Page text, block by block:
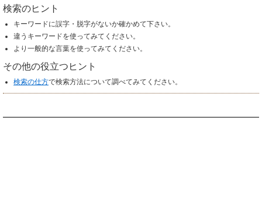
検索のヒント
キーワードに誤字・脱字がないか確かめて下さい。
違うキーワードを使ってみてください。
より一般的な言葉を使ってみてください。
その他の役立つヒント
検索の仕方で検索方法について調べてみてください。